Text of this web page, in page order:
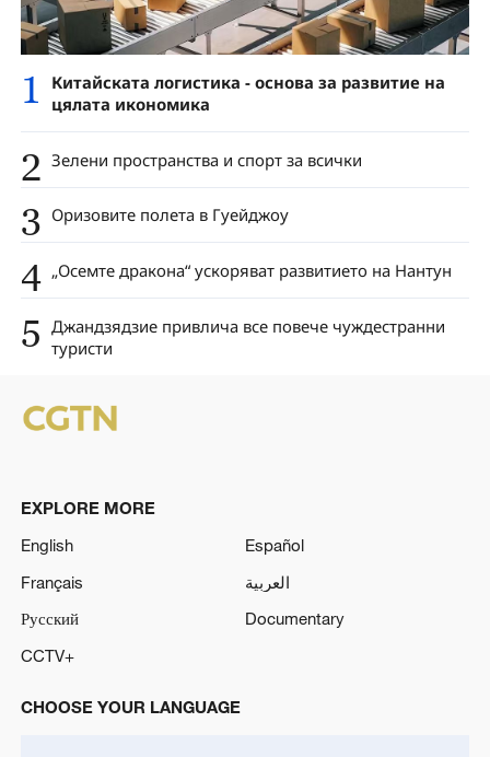
1
Китайската логистика - основа за развитие на
цялата икономика
2 Зелени пространства и спорт за всички
3 Оризовите полета в Гуейджоу
4 „Осемте дракона“ ускоряват развитието на Нантун
5 Джандзядзие привлича все повече чуждестранни
туристи
EXPLORE MORE
English
Español
Français
العربية
Русский
Documentary
CCTV+
CHOOSE YOUR LANGUAGE